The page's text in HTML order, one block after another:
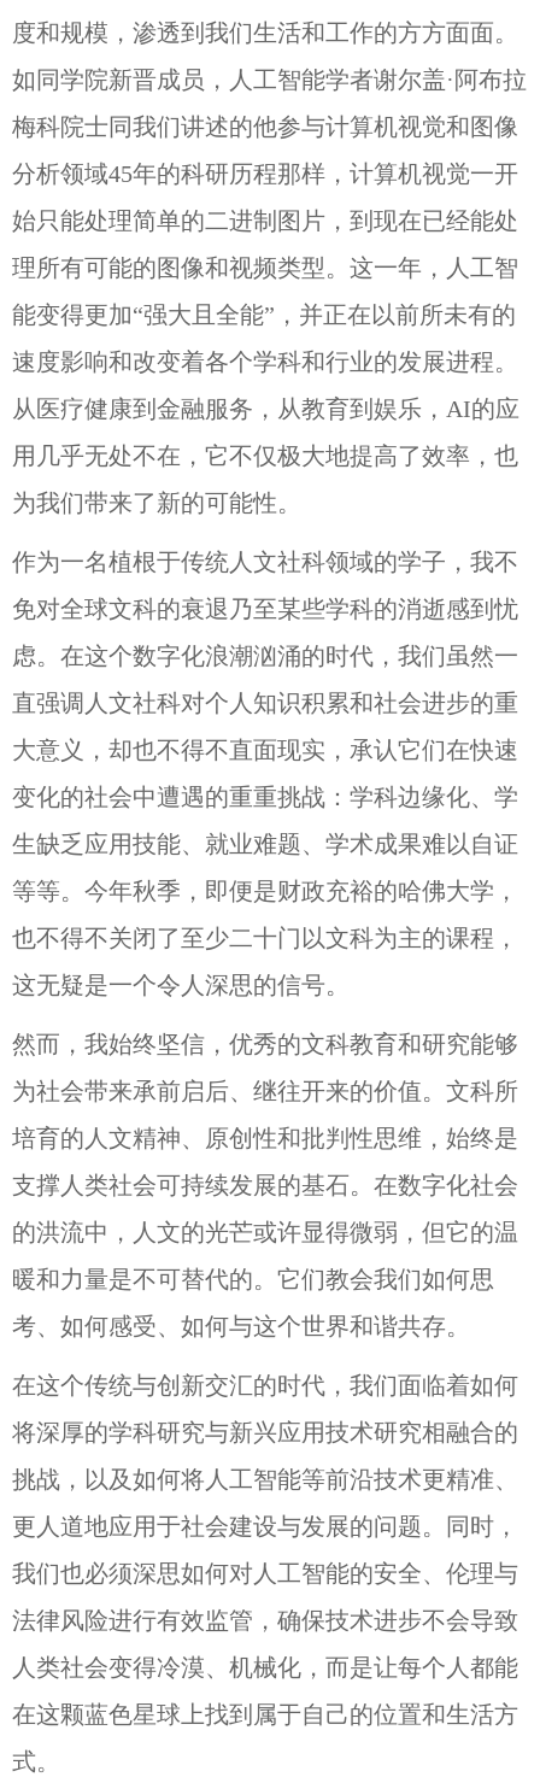
度和规模，渗透到我们生活和工作的方方面面。
如同学院新晋成员，人工智能学者谢尔盖·阿布拉
梅科院士同我们讲述的他参与计算机视觉和图像
分析领域45年的科研历程那样，计算机视觉一开
始只能处理简单的二进制图片，到现在已经能处
理所有可能的图像和视频类型。这一年，人工智
能变得更加“强大且全能”，并正在以前所未有的
速度影响和改变着各个学科和行业的发展进程。
从医疗健康到金融服务，从教育到娱乐，AI的应
用几乎无处不在，它不仅极大地提高了效率，也
为我们带来了新的可能性。
作为一名植根于传统人文社科领域的学子，我不
免对全球文科的衰退乃至某些学科的消逝感到忧
虑。在这个数字化浪潮汹涌的时代，我们虽然一
直强调人文社科对个人知识积累和社会进步的重
大意义，却也不得不直面现实，承认它们在快速
变化的社会中遭遇的重重挑战：学科边缘化、学
生缺乏应用技能、就业难题、学术成果难以自证
等等。今年秋季，即便是财政充裕的哈佛大学，
也不得不关闭了至少二十门以文科为主的课程，
这无疑是一个令人深思的信号。
然而，我始终坚信，优秀的文科教育和研究能够
为社会带来承前启后、继往开来的价值。文科所
培育的人文精神、原创性和批判性思维，始终是
支撑人类社会可持续发展的基石。在数字化社会
的洪流中，人文的光芒或许显得微弱，但它的温
暖和力量是不可替代的。它们教会我们如何思
考、如何感受、如何与这个世界和谐共存。
在这个传统与创新交汇的时代，我们面临着如何
将深厚的学科研究与新兴应用技术研究相融合的
挑战，以及如何将人工智能等前沿技术更精准、
更人道地应用于社会建设与发展的问题。同时，
我们也必须深思如何对人工智能的安全、伦理与
法律风险进行有效监管，确保技术进步不会导致
人类社会变得冷漠、机械化，而是让每个人都能
在这颗蓝色星球上找到属于自己的位置和生活方
式。